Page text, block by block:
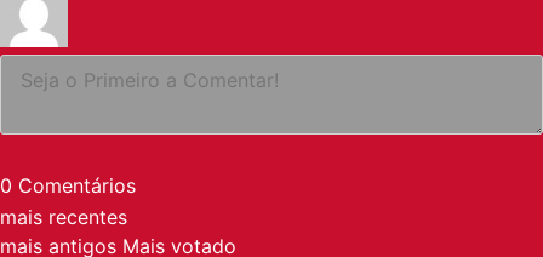
0 Comentários
mais recentes
mais antigos Mais votado